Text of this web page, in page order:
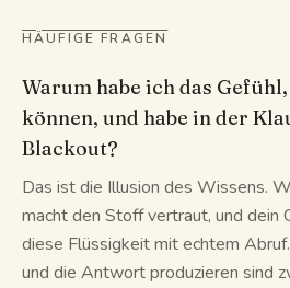
HÄUFIGE FRAGEN
Warum habe ich das
können, und habe in der
Blackout?
Das ist die Illusion des Wissens.
macht den Stoff vertraut, und dein
diese Flüssigkeit mit echtem
und die Antwort produzieren sind